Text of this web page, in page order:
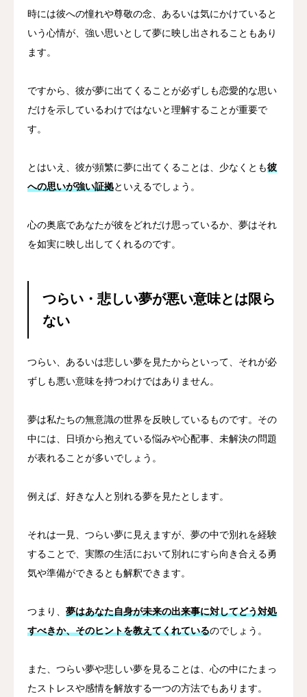
時には彼への憧れや尊敬の念、あるいは気にかけていると
いう心情が、強い思いとして夢に映し出されることもあり
ます。
ですから、彼が夢に出てくることが必ずしも恋愛的な思い
だけを示しているわけではないと理解することが重要で
す。
とはいえ、彼が頻繁に夢に出てくることは、少なくとも彼
への思いが強い証拠といえるでしょう。
心の奥底であなたが彼をどれだけ思っているか、夢はそれ
を如実に映し出してくれるのです。
つらい・悲しい夢が悪い意味とは限ら
ない
つらい、あるいは悲しい夢を見たからといって、それが必
ずしも悪い意味を持つわけではありません。
夢は私たちの無意識の世界を反映しているものです。その
中には、日頃から抱えている悩みや心配事、未解決の問題
が表れることが多いでしょう。
例えば、好きな人と別れる夢を見たとします。
それは一見、つらい夢に見えますが、夢の中で別れを経験
することで、実際の生活において別れにすら向き合える勇
気や準備ができるとも解釈できます。
つまり、 夢はあなた自身が未来の出来事に対してどう対処
すべきか、そのヒントを教えてくれているのでしょう。
また、つらい夢や悲しい夢を見ることは、心の中にたまっ
たストレスや感情を解放する一つの方法でもあります。